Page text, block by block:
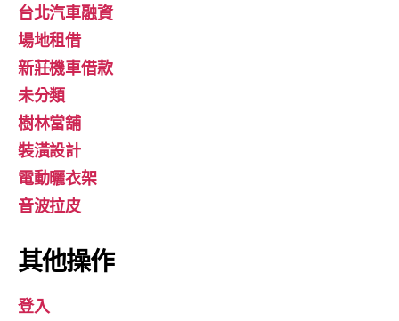
台北汽車融資
場地租借
新莊機車借款
未分類
樹林當舖
裝潢設計
電動曬衣架
音波拉皮
其他操作
登入